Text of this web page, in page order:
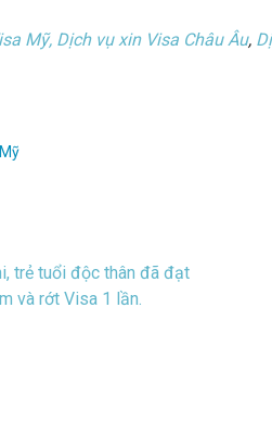
Mỹ, Dịch vụ xin Visa Châu Âu,
trẻ tuổi độc thân đã đạt
và rớt Visa 1 lần.